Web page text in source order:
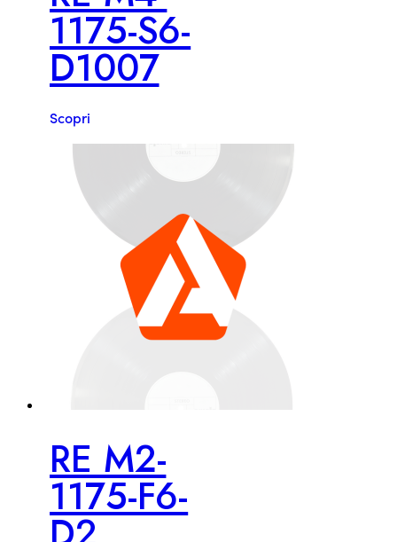
1175-S6-
D1007
Scopri
RE M2-
1175-F6-